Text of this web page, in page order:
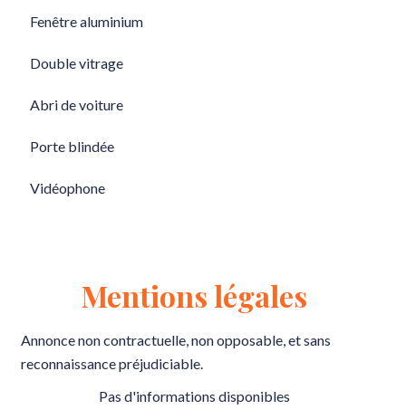
Fenêtre aluminium
Double vitrage
Abri de voiture
Porte blindée
Vidéophone
Mentions légales
Annonce non contractuelle, non opposable, et sans
reconnaissance préjudiciable.
Pas d'informations disponibles